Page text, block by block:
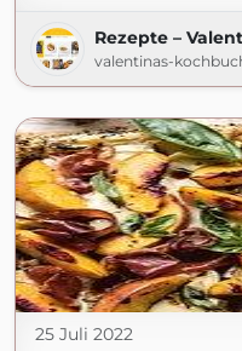
Rezepte –
valentinas-
25 Juli 2022